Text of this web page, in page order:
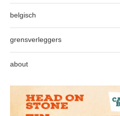
belgisch
grensverleggers
about